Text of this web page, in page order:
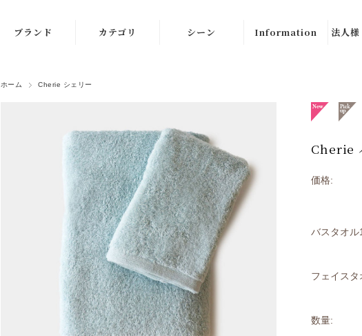
ブランド
ワール
Sassy サッシー
カテゴリ
バスタオル＆フ
ェイスタオル
ギフトセット
ディスカバリー
セット
まとめ買いセッ
ト
シーン
内祝い・お返し
引き出物
お誕生日祝い
新築祝い・お引
っ越し祝い
お中元・お歳暮
Information 法人
ホーム Cherie シェリー
Cherie
価格:
バスタオル
フェイス
数量: